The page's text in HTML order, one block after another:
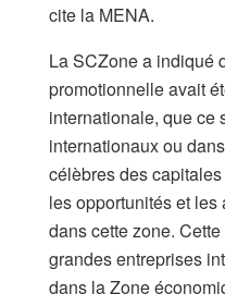
cite la MENA.
La SCZone a indiqué
promotionnelle avait
internationale, que ce
internationaux ou
célèbres des
les opportunités et les
dans cette zone.
grandes entreprises
dans la Zone